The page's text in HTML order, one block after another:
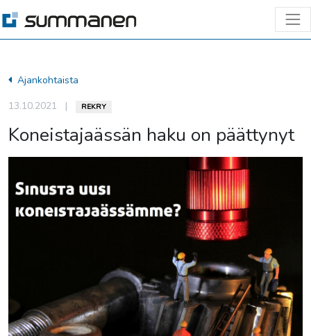
Ajankohtaista
13.10.2021
| REKRY
Koneistajaässän haku on päättynyt